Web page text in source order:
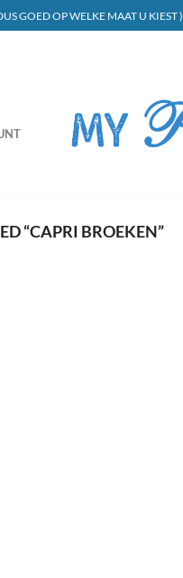
GOED OP WELKE MAAT U KIEST )
“CAPRI BROEKEN”